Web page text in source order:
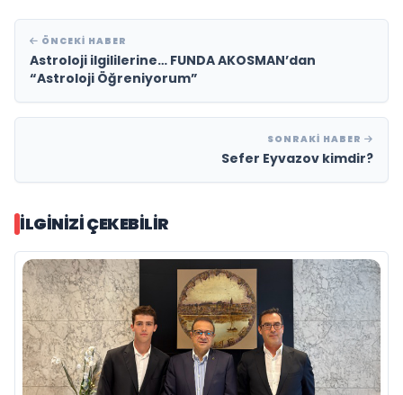
ÖNCEKI HABER
Astroloji ilgililerine… FUNDA AKOSMAN’dan
“Astroloji Öğreniyorum”
SONRAKI HABER
Sefer Eyvazov kimdir?
İLGINIZI ÇEKEBILIR